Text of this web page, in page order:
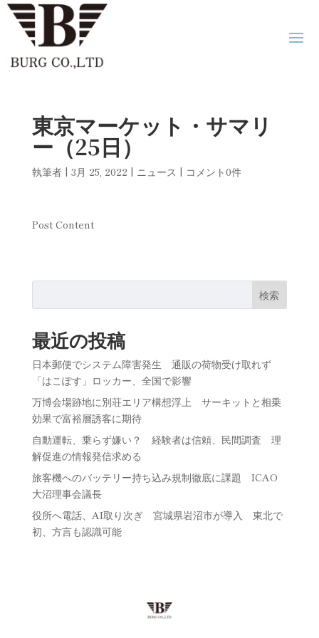
東京マーケット・サマリ
ー（25日）
執筆者 | 3月 25, 2022 | ニュース | コメント0件
Post Content
検索
最近の投稿
日本郵便でシステム障害発生 通販の荷物受け取れず
「はこぽす」ロッカー、全国で影響
万博会場跡地に別荘エリア構想浮上 サーキットと相乗
効果で富裕層誘客に期待
自動運転、乗らず嫌い？ 経験者は信頼、民間調査 理
解促進の情報発信求める
旅客機へのバッテリー持ち込み規制徹底に課題 ICAO
大沼理事会議長
役所へ電話、AI取り次ぎ 宮城県岩沼市が導入 東北で
初、方言も認識可能